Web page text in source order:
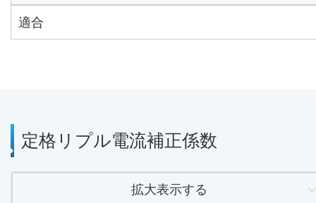
適合
定格リプル電流補正係数
拡大表示する